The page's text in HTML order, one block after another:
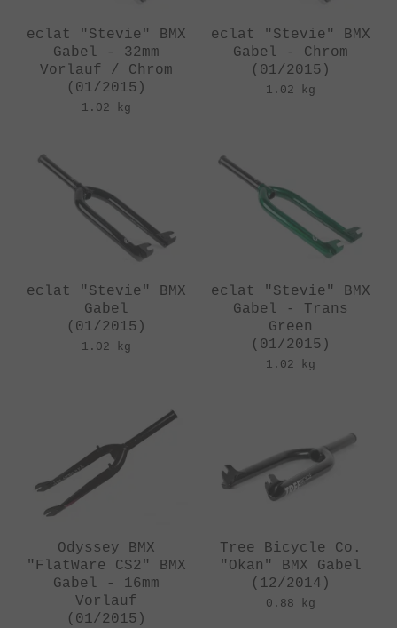
eclat "Stevie" BMX
Gabel - 32mm
Vorlauf / Chrom
(01/2015)
1.02 kg
eclat "Stevie" BMX
Gabel - Chrom
(01/2015)
1.02 kg
eclat "Stevie" BMX
Gabel
(01/2015)
1.02 kg
eclat "Stevie" BMX
Gabel - Trans
Green
(01/2015)
1.02 kg
Odyssey BMX
"FlatWare CS2" BMX
Gabel - 16mm
Vorlauf
(01/2015)
Tree Bicycle Co.
"Okan" BMX Gabel
(12/2014)
0.88 kg